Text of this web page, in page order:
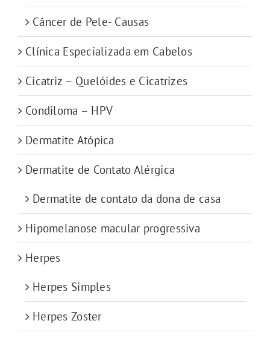
Câncer de Pele- Causas
Clínica Especializada em Cabelos
Cicatriz – Quelóides e Cicatrizes
Condiloma – HPV
Dermatite Atópica
Dermatite de Contato Alérgica
Dermatite de contato da dona de casa
Hipomelanose macular progressiva
Herpes
Herpes Simples
Herpes Zoster